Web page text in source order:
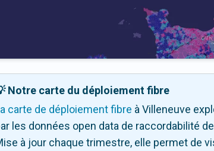
Notre carte du déploiement fibre
carte de déploiement fibre à Villeneuve
les données open data de raccordabilité de
à jour chaque trimestre, elle permet de